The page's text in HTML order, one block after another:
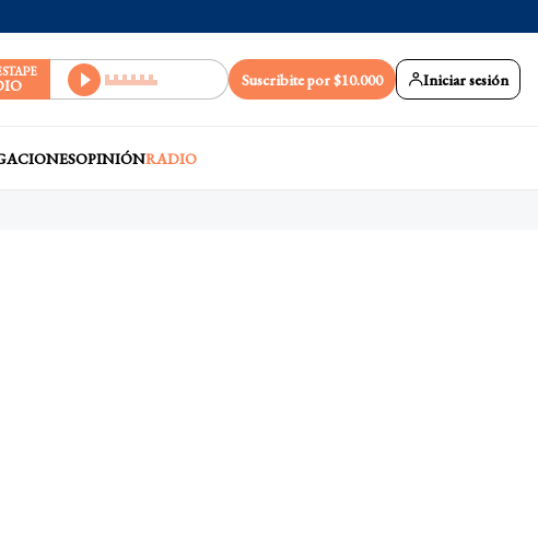
Suscribite por $10.000 Iniciar sesión
OPINIÓNRADIO